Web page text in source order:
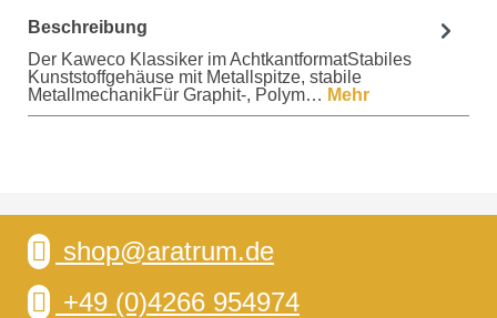
Beschreibung
Der Kaweco Klassiker im AchtkantformatStabiles
Kunststoffgehäuse mit Metallspitze, stabile
MetallmechanikFür Graphit-, Polym… Mehr
shop@aratrum.de
+49 (0)4266 954974